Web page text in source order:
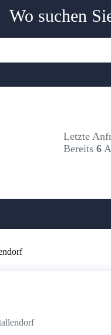
Wo suchen
Letzte
Bereits 6